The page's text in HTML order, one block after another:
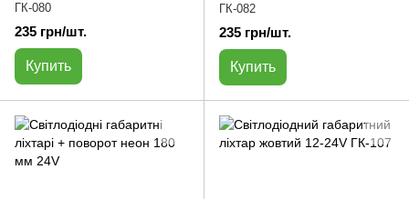
ГК-080
235 грн/шт.
Купить
ГК-082
235 грн/шт.
Купить